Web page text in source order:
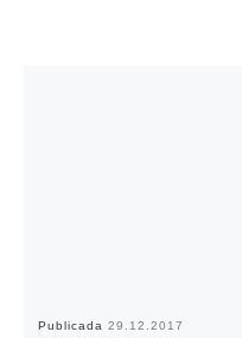
Publicada 29.12.2017